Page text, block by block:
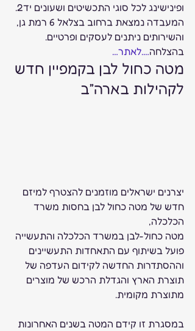
ופינישינג לכל סוגי התכשיטים ושעונים יד2.
המעבדה נמצאת ברחוב בצלאל 6 רמת גן,
והשירותים ניתנים לעסקים ופרטיים.
בהצלחה….לאתר…
מטה כחול לבן בקמפיין חדש
לקהילות בארה”ב
יצרנים ישראלים מוזמנים להצטרף למיזם
חדש של מטה כחול לבן בחסות משרד
הכלכלה,
מטה כחול-לבן במשרד הכלכלה והתעשייה
פועל בשיתוף עם התאחדות התעשיינים
וההסתדרות החדשה לקידום העדפה של
תוצרת הארץ והגדלת הרכש של מוצרים
מתוצרת מקומית.
במסגרת זו קידם המטה בשנים האחרונות